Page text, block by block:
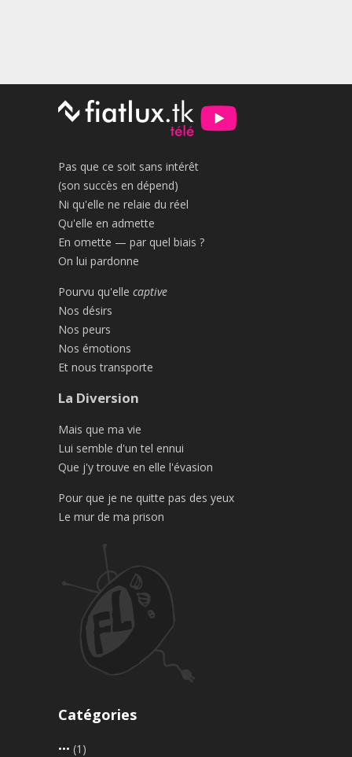
Pas que ce soit sans intérêt
(son succès en dépend)
Ni qu'elle ne relaie du réel
Qu'elle en admette
En omette — par quel biais ?
On lui pardonne
Pourvu qu'elle captive
Nos désirs
Nos peurs
Nos émotions
Et nous transporte
La Diversion
Mais que ma vie
Lui semble d'un tel ennui
Que j'y trouve en elle l'évasion
Pour que je ne quitte pas des yeux
Le mur de ma prison
Catégories
••• (1)